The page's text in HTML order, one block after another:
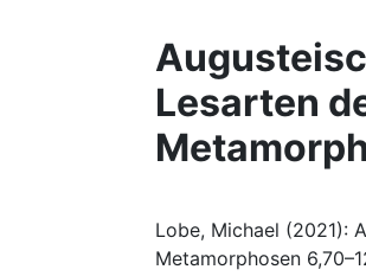
Lesarten
Lobe, Michael (2021):
Metamorphosen